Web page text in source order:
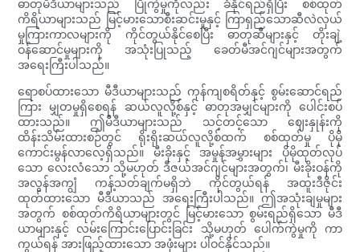
ဓာတုမီဒီယာများသည် ပြိုကွဲမှုကိုလည်း ခံနိုင်ရည်ရှိပြီး စစ်ထုတ်
ကိရိယာများသည် မြင့်မားသောစီးဆင်းမှုနှင့် ကြာရှည်သောဆီလဲလှယ်
မှုကြားကာလများကို ကိုင်တွယ်နိုင်စေပြီး ဓာတုဆီများနှင့် တိုးချဲ့
ဝန်ဆောင်မှုများကို အသုံးပြုသည့် ခေတ်မီအင်ဂျင်များအတွက်
အရေးကြီးပါသည်။
ရောစပ်ထားသော မီဒီယာများသည် ကုန်ကျစရိတ်နှင့် စွမ်းဆောင်ရည်
ကြား မျှတမှုရှိစေရန် ဆယ်လူလို့စ်နှင့် ဓာတုအမျှင်များကို ပေါင်းစပ်
ထားသည်။ ဤမီဒီယာများသည် သင့်တင့်သော ဈေးနှုန်းကို
ထိန်းသိမ်းထားစဉ်တွင် ရိုးရိုးဆယ်လူလို့စ်ထက် စစ်ထုတ်မှု ပိုမို
ကောင်းမွန်လာလေ့ရှိသည်။ မီးခိုးနှင့် အမှုန်အမွှားများ ပိုမိုထုတ်လုပ်
သော လေးလံသော သို့မဟုတ် ဒီဇယ်အင်ဂျင်များအတွက်၊ မီးခိုးဝန်ကို
အလွန်အကျွံ ကန့်သတ်ချက်မရှိဘဲ ကိုင်တွယ်ရန် အထူးဒီဇိုင်း
ထုတ်ထားသော မီဒီယာသည် အရေးကြီးပါသည်။ ဤအသုံးချမှုများ
အတွက် စစ်ထုတ်ကိရိယာများတွင် မြင့်မားသော စွမ်းရည်ရှိသော မီဒီ
ယာများနှင့် လမ်းကြောင်းပြောင်းခြင်း သို့မဟုတ် ပေါက်ကွဲမှုကို ကာ
ကွယ်ရန် အားဖြည့်ထားသော အဖုံးများ ပါဝင်နိုင်သည်။